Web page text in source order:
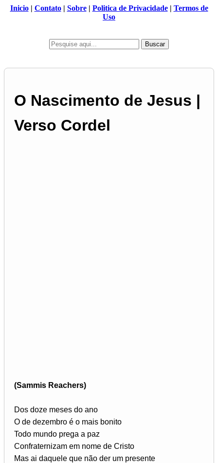
Inicio| Contato| Sobre| Politica de Privacidade| Termos de
Uso
Buscar
O Nascimento de Jesus |
Verso Cordel
(Sammis Reachers)
Dos doze meses do ano
O de dezembro é o mais bonito
Todo mundo prega a paz
Confraternizam em nome de Cristo
Mas ai daquele que não der um presente